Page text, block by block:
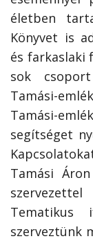
életben
Könyvet is
és farkaslaki
sok
Tamási-
Tamási-
segítséget
Tamási
Tematikus
szerveztünk